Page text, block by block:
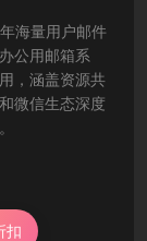
海量用户邮件
公用邮箱系
，涵盖资源共
微信生态深度
扣